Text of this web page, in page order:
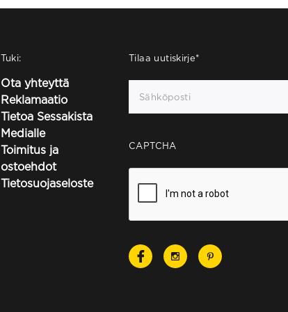
Tuki:
Ota yhteyttä
Reklamaatio
Tietoa Sessakista
Medialle
Toimitus ja
ostoehdot
Tietosuojaseloste
Tilaa uutiskirje*
CAPTCHA